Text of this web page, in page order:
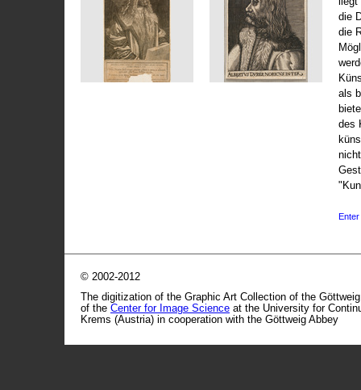
die
die
als
des
Enter
© 2002-2012
The digitization of the Graphic Art Collection of the
of the Center for Image Science at the University for
Krems (Austria) in cooperation with the Göttweig Abbey